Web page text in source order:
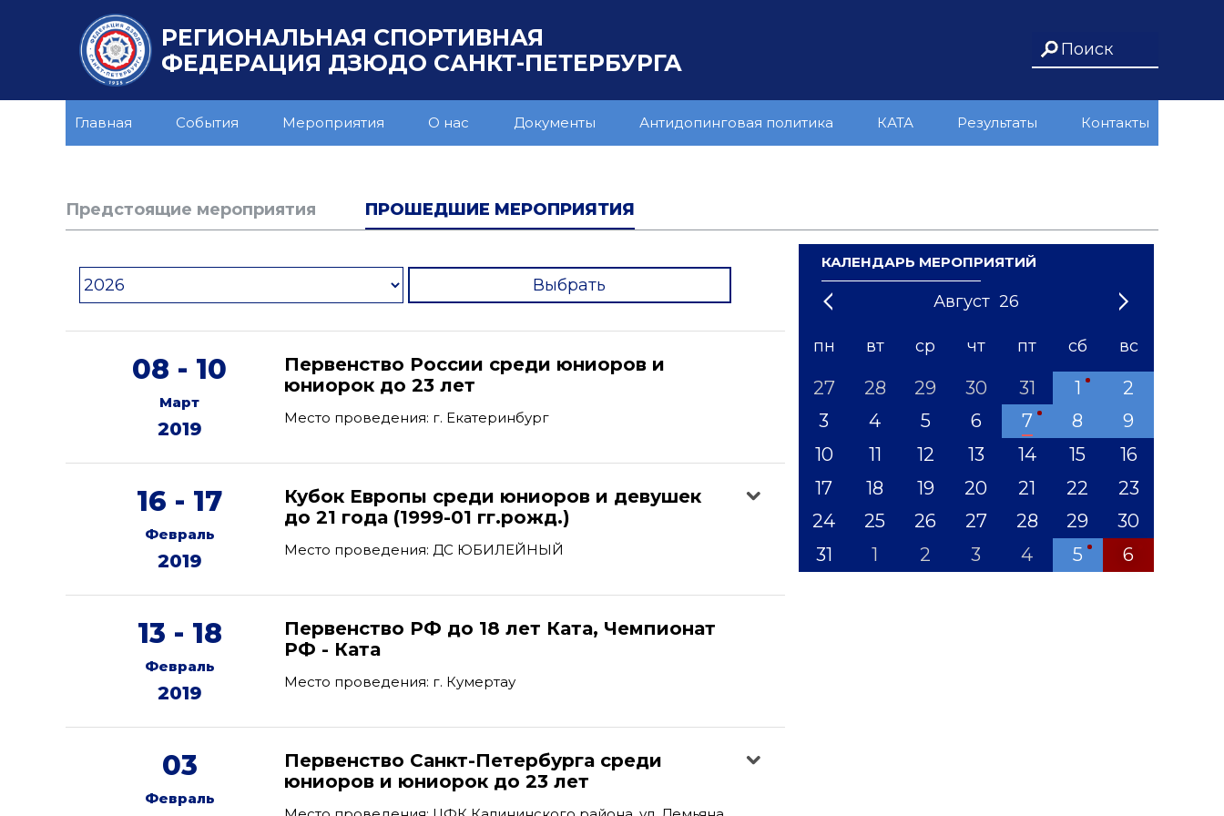
РЕГИОНАЛЬНАЯ СПОРТИВНАЯ
ФЕДЕРАЦИЯ ДЗЮДО САНКТ-ПЕТЕРБУРГА
Главная События Мероприятия О нас Документы Антидопинговая политика КАТА Результаты Контакты
Предстоящие мероприятия ПРОШЕДШИЕ МЕРОПРИЯТИЯ
Выбрать
08 - 10
Март
2019
Первенство России среди юниоров и
юниорок до 23 лет
Место проведения: г. Екатеринбург
16 - 17
Февраль
2019
Кубок Европы среди юниоров и девушек
до 21 года (1999-01 гг.рожд.)
Место проведения: ДС ЮБИЛЕЙНЫЙ
13 - 18
Февраль
2019
Первенство РФ до 18 лет Ката, Чемпионат
РФ - Ката
Место проведения: г. Кумертау
03
Февраль
Первенство Санкт-Петербурга среди
юниоров и юниорок до 23 лет
КАЛЕНДАРЬ МЕРОПРИЯТИЙ
Август 26
1 3 5 8 10 12
'21 '23 '24 '25 '26 '27 '28 '29 '31
пн вт ср чт пт сб вс
27 28 29 30 31 1
2
3
4 5 6 7 8
9
10
11 12 13 14 15
16
17
18 19 20 21 22
23
24
25 26 27 28 29
30
31
1 2 3 4 5 6